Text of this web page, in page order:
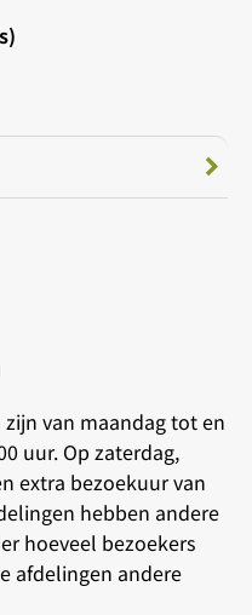
van maandag tot en
uur. Op zaterdag,
extra bezoekuur van
hebben andere
hoeveel bezoekers
afdelingen andere